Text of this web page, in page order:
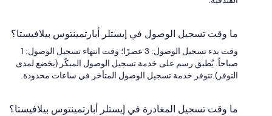
ما وقت تسجيل الوصول في إيستلر أبارتمينتوس بيلافيستا؟
وقت بدء تسجيل الوصول: 3 عصرًا؛ وقت انتهاء تسجيل الوصول: 1
صباحاً. يُطبق رسم على خدمة تسجيل الوصول المبكّر (يخضع لمدى
التوفر).تتوفر خدمة تسجيل الوصول المتأخر في ساعات محدودة.
ما وقت تسجيل المغادرة في إيستلر أبارتمينتوس بيلافيستا؟